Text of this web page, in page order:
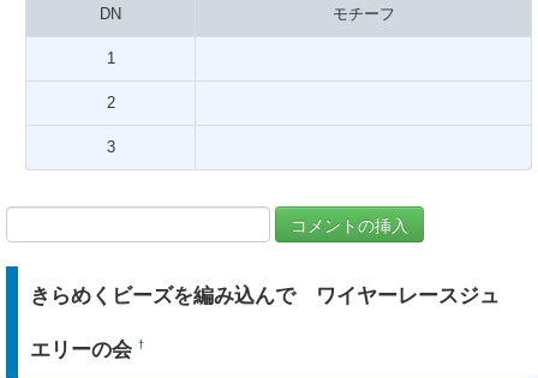
DN モチーフ
1
2
3
きらめくビーズを編み込んで ワイヤーレースジュ
エリーの会†